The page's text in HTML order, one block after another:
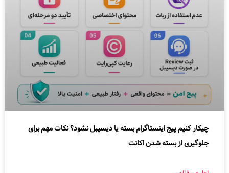
چیکار کنیم پیج اینستاگرام بسته یا دیسیبل نشود؟ نکات مهم برای
جلوگیری از بسته شدن اکانت